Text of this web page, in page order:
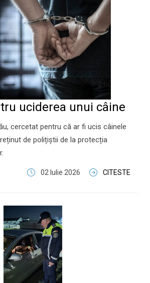
uciderea unui câine
cercetat pentru că ar fi ucis câinele
de polițiștii de la protecția
02 Iulie 2026 CITESTE